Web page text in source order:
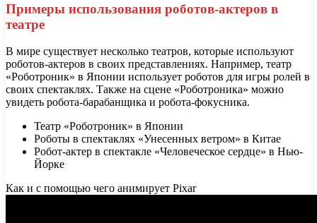
Примеры использования роботов-актеров в
театре
В мире существует несколько театров, которые используют
роботов-актеров в своих представлениях. Например, театр
«Роботроник» в Японии использует роботов для игры ролей в
своих спектаклях. Также на сцене «Роботроника» можно
увидеть робота-барабанщика и робота-фокусника.
Театр «Роботроник» в Японии
Роботы в спектаклях «Унесенных ветром» в Китае
Робот-актер в спектакле «Человеческое сердце» в Нью-
Йорке
Как и с помощью чего анимирует Pixar